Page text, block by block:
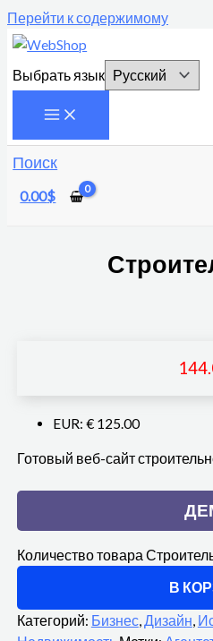
Перейти к содержимому
Выбрать язык
Поиск
0.00$
EUR: € 125.00
Готовый веб-сайт
Количество товара
В
Категорий: Бизнес,Дизайн,